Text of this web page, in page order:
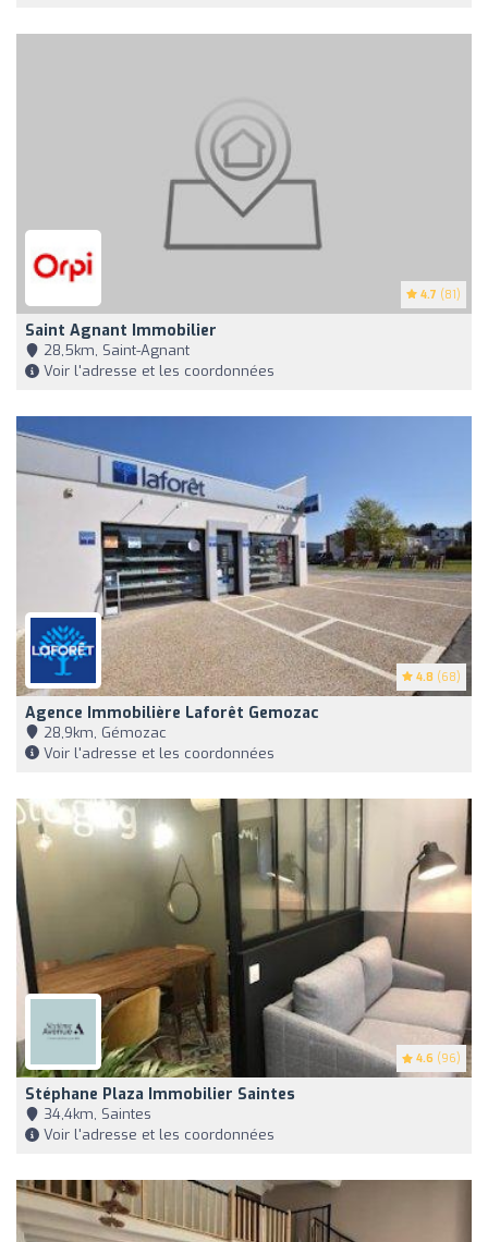
4.7 (81)
Saint Agnant Immobilier
28,5km, Saint-Agnant
Voir l'adresse et les coordonnées
4.8 (68)
Agence Immobilière Laforêt Gemozac
28,9km, Gémozac
Voir l'adresse et les coordonnées
4.6 (96)
Stéphane Plaza Immobilier Saintes
34,4km, Saintes
Voir l'adresse et les coordonnées